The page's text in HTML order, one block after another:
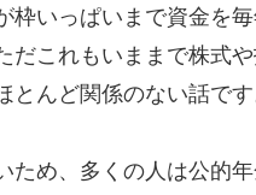
枠いっぱいまで資金を
だこれもいままで株式
んど関係のない話です
ため、多くの人は公的